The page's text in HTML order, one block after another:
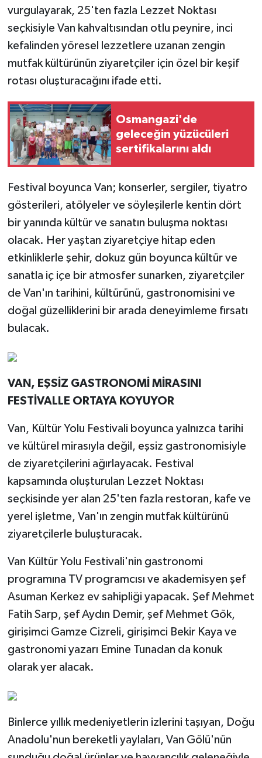
vurgulayarak, 25'ten fazla Lezzet Noktası
seçkisiyle Van kahvaltısından otlu peynire, inci
kefalinden yöresel lezzetlere uzanan zengin
mutfak kültürünün ziyaretçiler için özel bir keşif
rotası oluşturacağını ifade etti.
Osmangazi'de
geleceğin yüzücüleri
sertifikalarını aldı
Festival boyunca Van; konserler, sergiler, tiyatro
gösterileri, atölyeler ve söyleşilerle kentin dört
bir yanında kültür ve sanatın buluşma noktası
olacak. Her yaştan ziyaretçiye hitap eden
etkinliklerle şehir, dokuz gün boyunca kültür ve
sanatla iç içe bir atmosfer sunarken, ziyaretçiler
de Van'ın tarihini, kültürünü, gastronomisini ve
doğal güzelliklerini bir arada deneyimleme fırsatı
bulacak.
VAN, EŞSİZ GASTRONOMİ MİRASINI
FESTİVALLE ORTAYA KOYUYOR
Van, Kültür Yolu Festivali boyunca yalnızca tarihi
ve kültürel mirasıyla değil, eşsiz gastronomisiyle
de ziyaretçilerini ağırlayacak. Festival
kapsamında oluşturulan Lezzet Noktası
seçkisinde yer alan 25'ten fazla restoran, kafe ve
yerel işletme, Van'ın zengin mutfak kültürünü
ziyaretçilerle buluşturacak.
Van Kültür Yolu Festivali'nin gastronomi
programına TV programcısı ve akademisyen şef
Asuman Kerkez ev sahipliği yapacak. Şef Mehmet
Fatih Sarp, şef Aydın Demir, şef Mehmet Gök,
girişimci Gamze Cizreli, girişimci Bekir Kaya ve
gastronomi yazarı Emine Tunadan da konuk
olarak yer alacak.
Binlerce yıllık medeniyetlerin izlerini taşıyan, Doğu
Anadolu'nun bereketli yaylaları, Van Gölü'nün